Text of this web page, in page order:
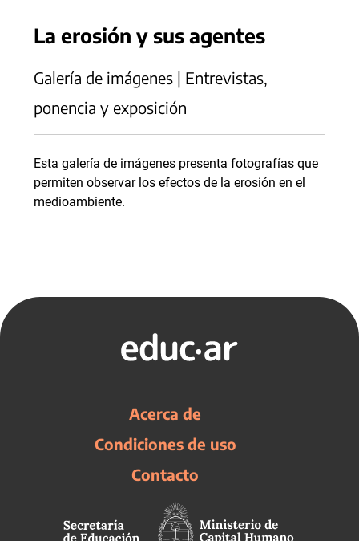
La erosión y sus agentes
Galería de imágenes | Entrevistas,
ponencia y exposición
Esta galería de imágenes presenta fotografías que
permiten observar los efectos de la erosión en el
medioambiente.
Acerca de
Condiciones de uso
Contacto